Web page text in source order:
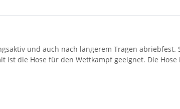
und auch nach längerem Tragen
ist die Hose für den Wettkampf geeignet. Die